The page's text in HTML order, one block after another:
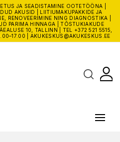
JA SEADISTAMINE OOTETÖÖNA |
AKUSID | LIITIUMAKUPAKKIDE JA
RENOVEERIMINE NING DIAGNOSTIKA |
PARIMA HINNAGA | TÕSTUKIAKUDE
10, TALLINN | TEL +372 521 5515
| AKUKESKUS@AKUKESKUS.EE